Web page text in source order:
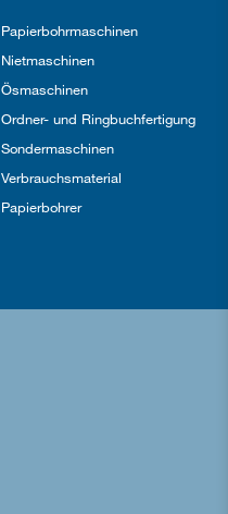
Papierbohrmaschinen
Nietmaschinen
Ösmaschinen
Ordner- und Ringbuchfertigung
Sondermaschinen
Verbrauchsmaterial
Papierbohrer